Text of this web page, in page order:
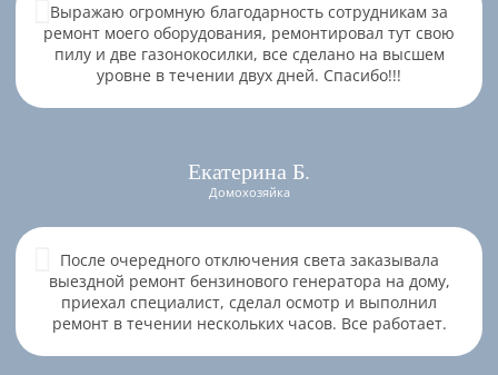
Выражаю огромную благодарность сотрудникам за
ремонт моего оборудования, ремонтировал тут свою
пилу и две газонокосилки, все сделано на высшем
уровне в течении двух дней. Спасибо!!!
Екатерина Б.
Домохозяйка
После очередного отключения света заказывала
выездной ремонт бензинового генератора на дому,
приехал специалист, сделал осмотр и выполнил
ремонт в течении нескольких часов. Все работает.